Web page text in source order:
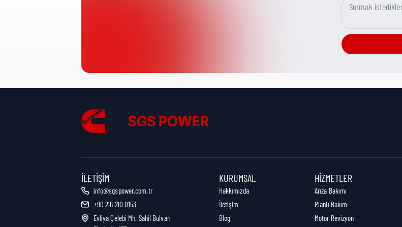
Nakliye Yüksekliği:
Nakliye Uzunluğu:
Nakliye Ağırlığı:
İLETIŞIM
info@sgspower.com.tr
+90 216 210 0153
Evliya Çelebi Mh. Sahil Bulvarı
KURUMSAL
Hakkımızda
İletişim
Blog
HIZMETLER
Arıza Bakımı
Planlı Bakım
Motor Revizyon